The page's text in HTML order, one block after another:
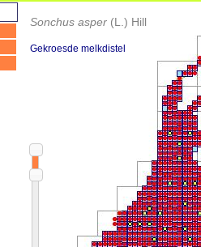
Sonchus asper (L.) Hill
Gekroesde melkdistel